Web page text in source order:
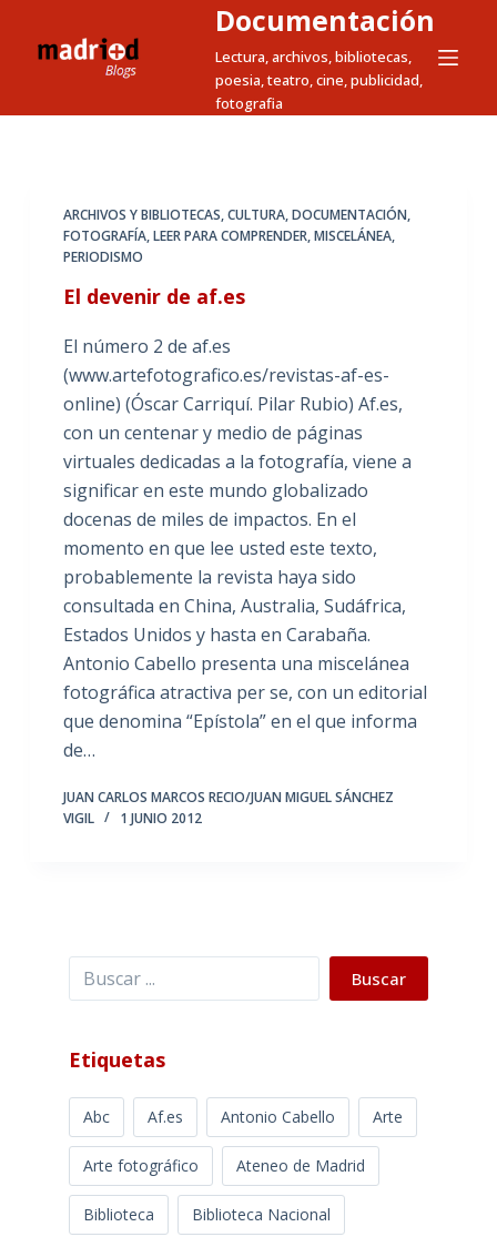
t
Documentación
Lectura, archivos, bibliotecas,
poesia, teatro, cine, publicidad,
fotografia
ARCHIVOS Y BIBLIOTECAS,CULTURA,DOCUMENTACIÓN,
FOTOGRAFÍA,LEER PARA COMPRENDER,MISCELÁNEA,
PERIODISMO
El devenir de af.es
El número 2 de af.es
(www.artefotografico.es/revistas-af-es-
online) (Óscar Carriquí. Pilar Rubio) Af.es,
con un centenar y medio de páginas
virtuales dedicadas a la fotografía, viene a
significar en este mundo globalizado
docenas de miles de impactos. En el
momento en que lee usted este texto,
probablemente la revista haya sido
consultada en China, Australia, Sudáfrica,
Estados Unidos y hasta en Carabaña.
Antonio Cabello presenta una miscelánea
fotográfica atractiva per se, con un editorial
que denomina “Epístola” en el que informa
de…
JUAN CARLOS MARCOS RECIO/JUAN MIGUEL SÁNCHEZ
VIGIL
1 JUNIO 2012
Buscar Buscar
Etiquetas
Abc Af.es Antonio Cabello Arte
Arte fotográfico Ateneo de Madrid
Biblioteca
Biblioteca Nacional